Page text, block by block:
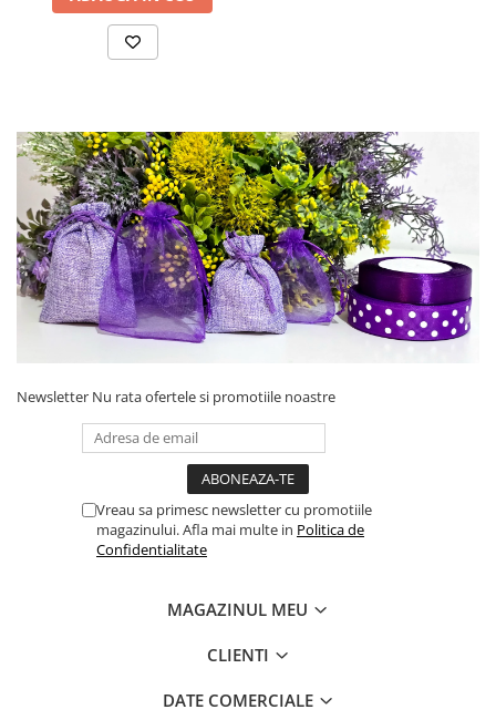
Newsletter Nu rata ofertele si promotiile noastre
Vreau sa primesc newsletter cu promotiile
magazinului. Afla mai multe in Politica de
Confidentialitate
MAGAZINUL MEU
CLIENTI
DATE COMERCIALE